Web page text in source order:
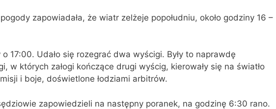
zapowiadała, że wiatr zelżeje popołudniu, około godziny 16 –
17:00. Udało się rozegrać dwa wyścigi. Były to naprawdę
w których załogi kończące drugi wyścig, kierowały się na światło
i boje, doświetlone łodziami arbitrów.
zapowiedzieli na następny poranek, na godzinę 6:30 rano.